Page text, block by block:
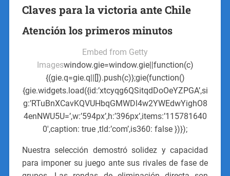
Claves para la victoria ante Chile
Atención los primeros minutos
Embed from Getty
Imageswindow.gie=window.gie||function(c)
{(gie.q=gie.q||[]).push(c)};gie(function()
{gie.widgets.load({id:’xtcyqg6QSitqdDoOeYZPGA’,si
g:’RTuBnXCavKQVUHbqGMWDl4w2YWEdwYighO8
4enNWU5U=’,w:’594px’,h:’396px’,items:’115781640
0′,caption: true ,tld:’com’,is360: false })});
Nuestra selección demostró solidez y capacidad
para imponer su juego ante sus rivales de fase de